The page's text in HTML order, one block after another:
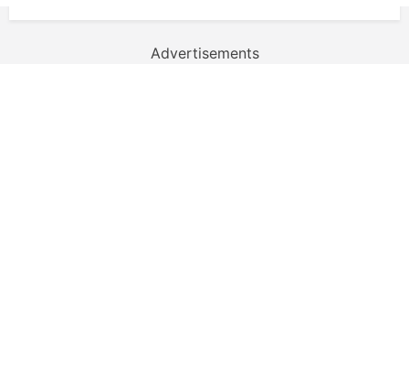
Advertisements